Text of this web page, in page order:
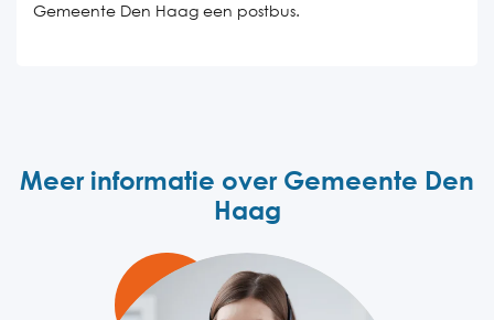
Gemeente Den Haag een postbus.
Meer informatie over Gemeente Den
Haag